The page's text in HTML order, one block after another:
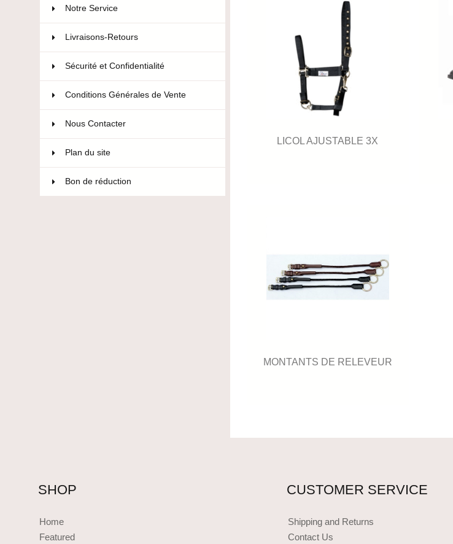
Notre Service
Livraisons-Retours
Sécurité et Confidentialité
Conditions Générales de Vente
Nous Contacter
Plan du site
Bon de réduction
LICOL AJUSTABLE 3X
MONTANTS DE RELEVEUR
SHOP
Home
Featured
CUSTOMER SERVICE
Shipping and Returns
Contact Us